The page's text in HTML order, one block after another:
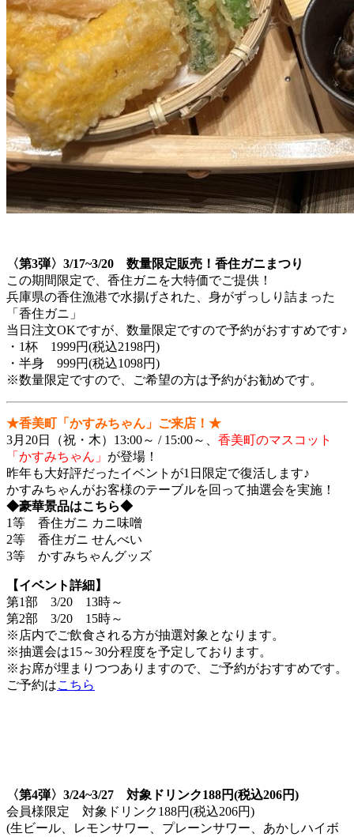
〈第3弾〉3/17~3/20 数量限定販売！香住ガニまつり
この期間限定で、香住ガニを大特価でご提供！
兵庫県の香住漁港で水揚げされた、身がずっしり詰まった
「香住ガニ」
当日注文OKですが、数量限定ですので予約がおすすめです♪
・1杯 1999円(税込2198円)
・半身 999円(税込1098円)
※数量限定ですので、ご希望の方は予約がお勧めです。
★香美町「かすみちゃん」ご来店！★
3月20日（祝・木）13:00～ / 15:00～、 香美町のマスコット
「かすみちゃん」 が登場！
昨年も大好評だったイベントが1日限定で復活します♪
かすみちゃんがお客様のテーブルを回って抽選会を実施！
◆豪華景品はこちら◆
1等 香住ガニ カニ味噌
2等 香住ガニ せんべい
3等 かすみちゃんグッズ
【イベント詳細】
第1部 3/20 13時～
第2部 3/20 15時～
※店内でご飲食される方が抽選対象となります。
※抽選会は15～30分程度を予定しております。
※お席が埋まりつつありますので、ご予約がおすすめです。
ご予約はこちら
〈第4弾〉3/24~3/27 対象ドリンク188円(税込206円)
会員様限定 対象ドリンク188円(税込206円)
(生ビール、レモンサワー、プレーンサワー、あかしハイボ